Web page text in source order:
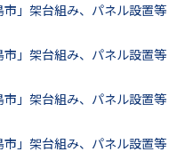
市」架台組み、パネル設置等
市」架台組み、パネル設置等
市」架台組み、パネル設置等
市」架台組み、パネル設置等